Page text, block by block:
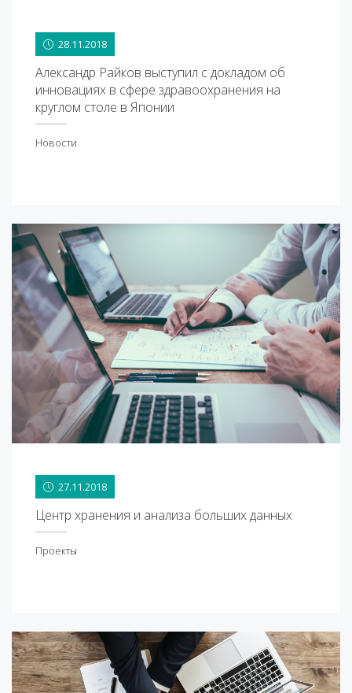
28.11.2018
Александр Райков выступил с докладом об
инновациях в сфере здравоохранения на
круглом столе в Японии
Новости
28.11.2018
27.11.2018
Центр хранения и анализа больших данных
Проекты
27.11.2018